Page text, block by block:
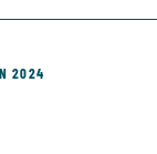
2024